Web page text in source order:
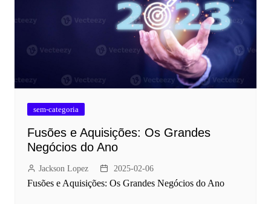
sem-categoria
Fusões e Aquisições: Os Grandes
Negócios do Ano
Jackson Lopez 2025-02-06
Fusões e Aquisições: Os Grandes Negócios do Ano